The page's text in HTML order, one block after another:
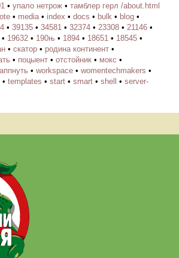
• упало нетрож • тамблер герл /about.html
• media • index • docs • bulk • blog •
• 39135 • 34581 • 32374 • 23308 • 21146 •
• 19632 • 190њ • 1894 • 18651 • 18545 •
• скатор • родина континент •
• поцыент • отстойник • мокс •
аппнуть • workspace • womentechmakers •
• templates • start • smart • shell • server-